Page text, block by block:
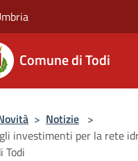
Comune di Todi
> Notizie >
investimenti per la rete
Todi